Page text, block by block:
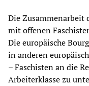
Die Zusammenarbeit
mit offenen
Die europäische
in anderen
– Faschisten an die
Arbeiterklasse zu